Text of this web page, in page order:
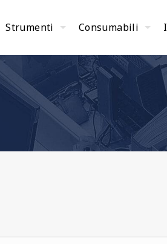
Strumenti Consumabili